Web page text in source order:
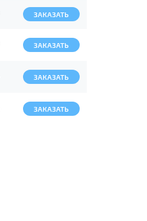
ЗАКАЗАТЬ
ЗАКАЗАТЬ
ЗАКАЗАТЬ
ЗАКАЗАТЬ